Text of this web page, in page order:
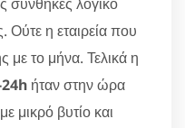
Ούτε η εταιρεία που
με το μήνα. Τελικά η
ήταν στην ώρα
μικρό βυτίο και